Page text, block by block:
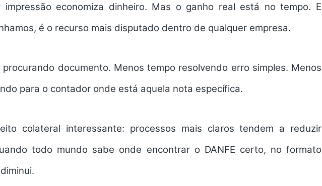
impressão economiza dinheiro. Mas o ganho real está no tempo. E
é o recurso mais disputado dentro de qualquer empresa.
documento. Menos tempo resolvendo erro simples. Menos
para o contador onde está aquela nota específica.
colateral interessante: processos mais claros tendem a reduzir
todo mundo sabe onde encontrar o DANFE certo, no formato